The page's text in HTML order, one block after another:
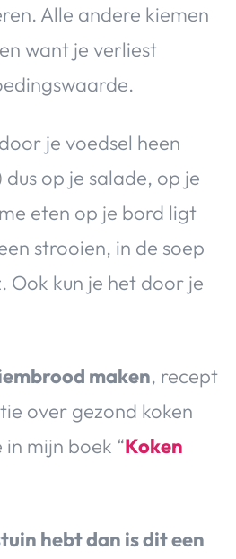
Alle andere kiemen
want je verliest
je voedsel heen
op je salade, op je
eten op je bord ligt
strooien, in de soep
Ook kun je het door je
maken, recept
over gezond koken
mijn boek “Koken
hebt dan is dit een